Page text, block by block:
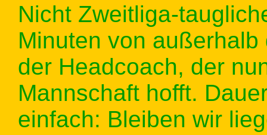
Nicht Zweitliga-
Minuten von
der Headcoach, der
Mannschaft hofft.
einfach: Bleiben wir